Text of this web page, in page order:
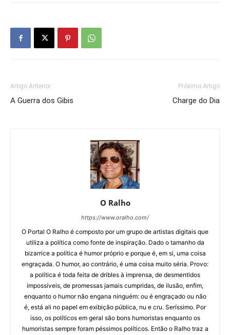
Artigo Anterior
A Guerra dos Gibis
Próximo Artigo
Charge do Dia
O Ralho
https://www.oralho.com/
O Portal O Ralho é composto por um grupo de artistas digitais que
utiliza a política como fonte de inspiração. Dado o tamanho da
bizarrice a política é humor próprio e porque é, em si, uma coisa
engraçada. O humor, ao contrário, é uma coisa muito séria. Provo:
a política é toda feita de dribles à imprensa, de desmentidos
impossíveis, de promessas jamais cumpridas, de ilusão, enfim,
enquanto o humor não engana ninguém: ou é engraçado ou não
é, está ali no papel em exibição pública, nu e cru. Seríssimo. Por
isso, os políticos em geral são bons humoristas enquanto os
humoristas sempre foram péssimos políticos. Então o Ralho traz a